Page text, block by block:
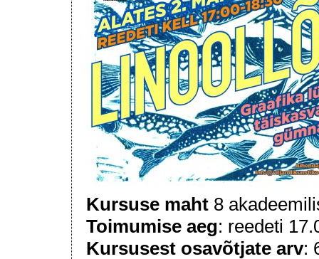
Kursuse maht 8
Toimumise aeg: reedeti
Kursusest osavõtjate arv: